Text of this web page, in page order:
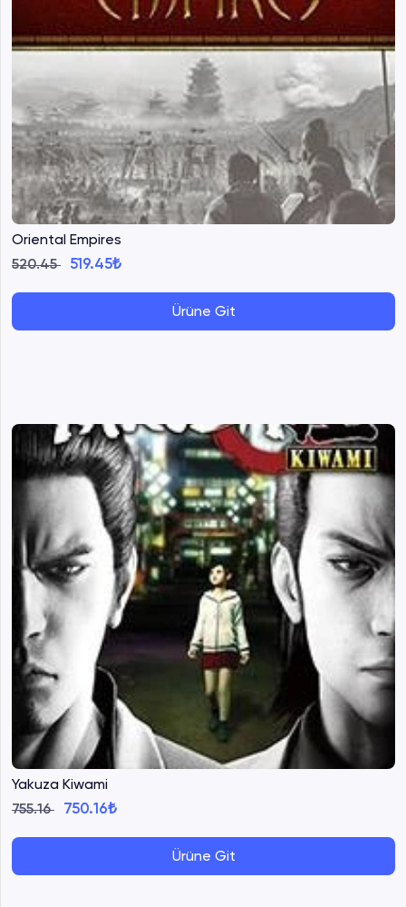
Oriental Empires
520.45 519.45₺
Ürüne Git
Yakuza Kiwami
755.16 750.16₺
Ürüne Git